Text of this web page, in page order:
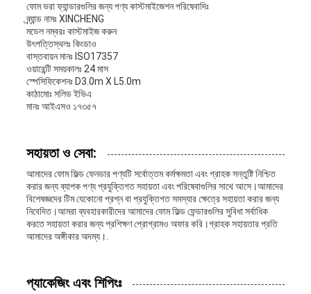
ফোম ভরা ফ্যান্ডারগুলির জন্য পণ্য কাস্টমাইজেশন পরিষেবাদিঃ
ব্র্যান্ড নামঃ XINCHENG
মডেল নম্বরঃ কাস্টমাইজ করুন
উৎপত্তিস্থলঃ কিংডাও
বাস্তবায়ন মানঃ ISO17357
ওয়ারেন্টি সময়কালঃ 24 মাস
স্পেসিফিকেশনঃ D3.0m X L5.0m
কাঠামোঃ সলিড ইভিএ
মানঃ আইএসও ১৭৩৫৭
সহায়তা ও সেবা:
আমাদের ফোম ফিল্ড ফেনডার পণ্যটি সর্বোত্তম কর্মক্ষমতা এবং গ্রাহক সন্তুষ্টি নিশ্চিত
করার জন্য ব্যাপক পণ্য প্রযুক্তিগত সহায়তা এবং পরিষেবাগুলির সাথে আসে।আমাদের
বিশেষজ্ঞদের টিম যেকোনো প্রশ্ন বা প্রযুক্তিগত সমস্যার ক্ষেত্রে সহায়তা করার জন্য
নিবেদিত।আমরা ব্যবহারকারীদের আমাদের ফোম ফিল্ড ফেন্ডারগুলির সুবিধা সর্বাধিক
করতে সহায়তা করার জন্য প্রশিক্ষণ প্রোগ্রামও অফার করি।গ্রাহক সহায়তার প্রতি
আমাদের অঙ্গীকার অদম্য।.
প্যাকেজিং এবং শিপিংঃ